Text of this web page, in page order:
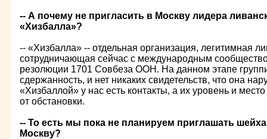
-- А почему не пригласить в Москву лидера
«Хизбалла»?
-- «Хизбалла» -- отдельная организация, легитимная
сотрудничающая сейчас с международным
резолюции 1701 Совбеза ООН. На данном этапе
сдержанность, и нет никаких свидетельств, что она
«Хизбаллой» у нас есть контакты, а их уровень и
от обстановки.
-- То есть мы пока не планируем приглашать
Москву?